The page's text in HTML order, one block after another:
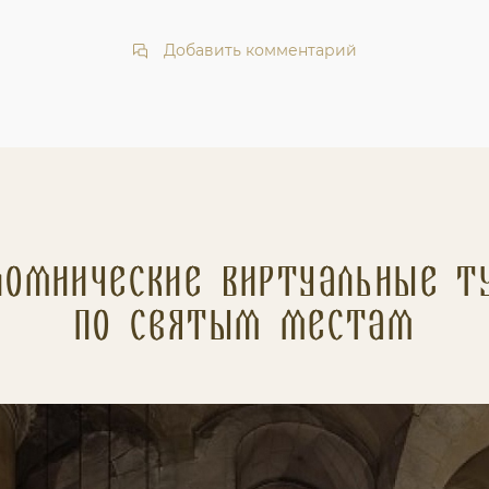
Добавить комментарий
Виртуальные
по святым местам